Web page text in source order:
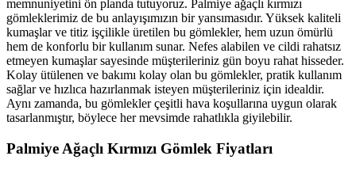
memnuniyetini ön planda tutuyoruz. Palmiye ağaçlı kırmızı
gömleklerimiz de bu anlayışımızın bir yansımasıdır. Yüksek kaliteli
kumaşlar ve titiz işçilikle üretilen bu gömlekler, hem uzun ömürlü
hem de konforlu bir kullanım sunar. Nefes alabilen ve cildi rahatsız
etmeyen kumaşlar sayesinde müşterileriniz gün boyu rahat hisseder.
Kolay ütülenen ve bakımı kolay olan bu gömlekler, pratik kullanım
sağlar ve hızlıca hazırlanmak isteyen müşterileriniz için idealdir.
Aynı zamanda, bu gömlekler çeşitli hava koşullarına uygun olarak
tasarlanmıştır, böylece her mevsimde rahatlıkla giyilebilir.
Palmiye Ağaçlı Kırmızı Gömlek Fiyatları